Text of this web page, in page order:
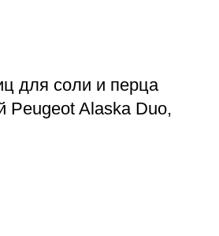
для соли и перца
Peugeot Alaska Duo,